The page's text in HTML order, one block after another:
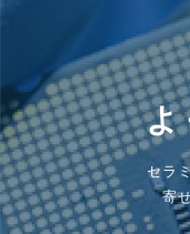
よ
セラ
寄